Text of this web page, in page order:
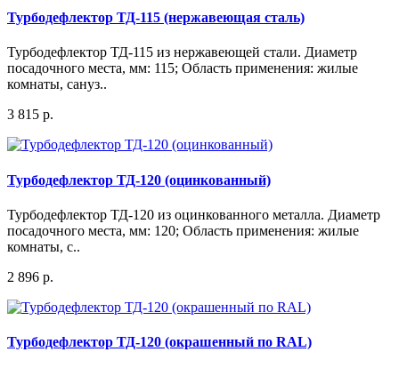
Турбодефлектор ТД-115 (нержавеющая сталь)
Турбодефлектор ТД-115 из нержавеющей стали. Диаметр
посадочного места, мм: 115; Область применения: жилые
комнаты, сануз..
3 815 р.
Турбодефлектор ТД-120 (оцинкованный)
Турбодефлектор ТД-120 из оцинкованного металла. Диаметр
посадочного места, мм: 120; Область применения: жилые
комнаты, с..
2 896 р.
Турбодефлектор ТД-120 (окрашенный по RAL)